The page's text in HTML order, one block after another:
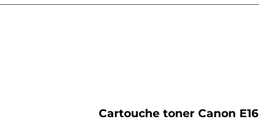
Cartouche toner Canon E16